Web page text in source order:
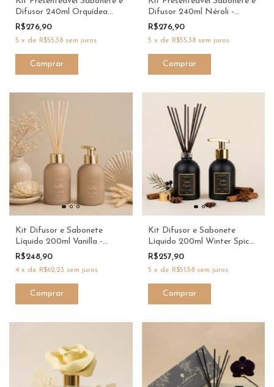
Difusor 240ml Orquídea
Negra - ProAloe
R$276,90
5 x de R$55,38 sem juros
Difusor 240ml Néroli -
ProAloe
R$276,90
5 x de R$55,38 sem juros
Kit Difusor e Sabonete
Líquido 200ml Vanilla -
ProAloe
R$248,90
4 x de R$62,23 sem juros
Kit Difusor e Sabonete
Líquido 200ml Winter Spices
- ProAloe
R$257,90
5 x de R$51,58 sem juros